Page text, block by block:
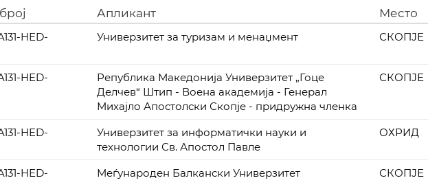
Апликант Место
HED-
Универзитет за туризам и менаџмент СКОПЈЕ
HED-
Република Македонија Универзитет „Гоце
Делчев“ Штип - Воена академија - Генерал
Михајло Апостолски Скопје - придружна членка
СКОПЈЕ
HED-
Универзитет за информатички науки и
технологии Св. Апостол Павле
ОХРИД
HED-
Меѓународен Балкански Универзитет СКОПЈЕ